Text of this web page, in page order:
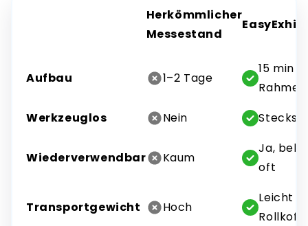
Herkömmlicher
Messestand
Aufbau 1–2 Tage
15 min
Rahmen
Werkzeuglos
Nein
Wiederverwendbar Kaum
Ja,
oft
Transportgewicht Hoch
Leicht